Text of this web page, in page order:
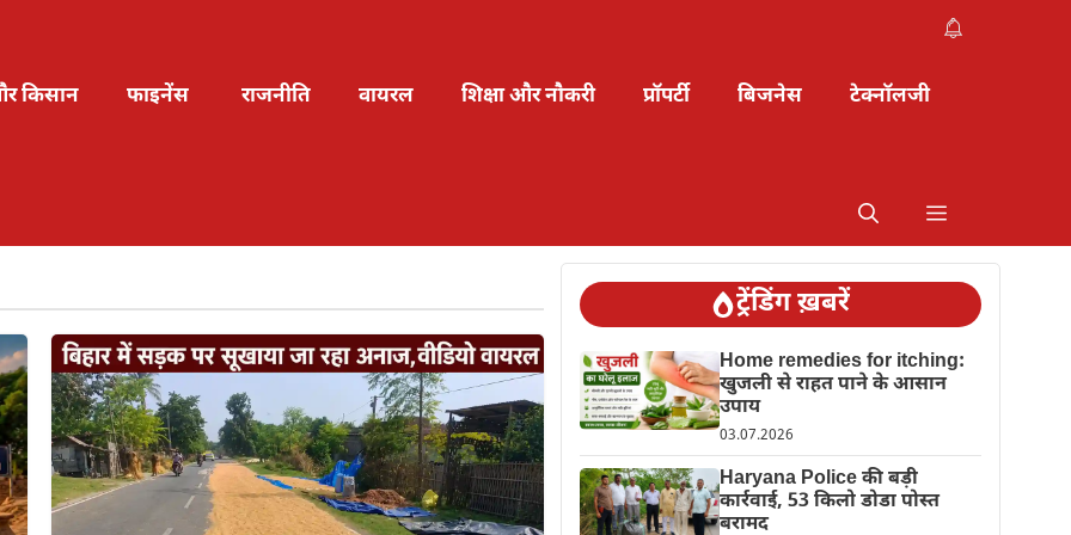
किसान फाइनेंस राजनीति वायरल शिक्षा और नौकरी प्रॉपर्टी बिजनेस टेक्नॉलजी
ट्रेंडिंग ख़बरें
Home remedies for itching:
खुजली से राहत पाने के आसान
उपाय
03.07.2026
Haryana Police की बड़ी
कार्रवाई, 53 किलो डोडा पोस्त
बरामद